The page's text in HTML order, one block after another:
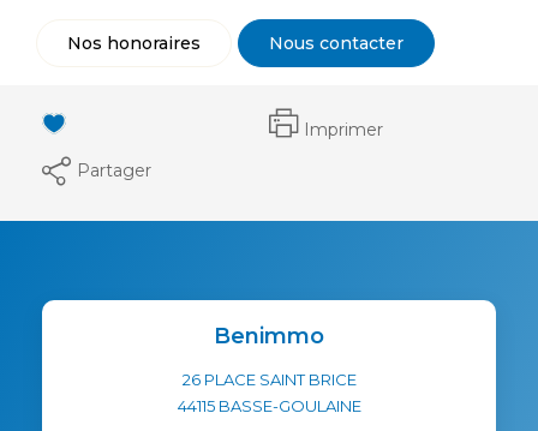
Nos honoraires Nous contacter
Imprimer
Partager
Benimmo
26 PLACE SAINT BRICE
44115 BASSE-GOULAINE